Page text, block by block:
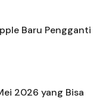
Baru Pengganti
2026 yang Bisa